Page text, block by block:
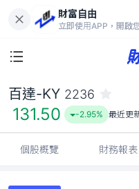
財富自由
立即使用APP，開啟
131.50
百達-KY 2236
131.50 -2.95% 最近更
個股概覽 財務報表